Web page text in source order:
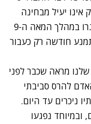
יעיל מבחינה
כלכלית, והמכרות ואתרי הייצור נסגרו במהלך המאה ה-9
חודשה רק כעבור
מראה שכבר לפני
להרס סביבתי
ניכרים עד היום.
ובמיוחד נפגעו